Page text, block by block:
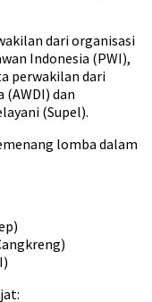
dari organisasi
Indonesia (PWI),
perwakilan dari
(AWDI) dan
(Supel).
lomba dalam